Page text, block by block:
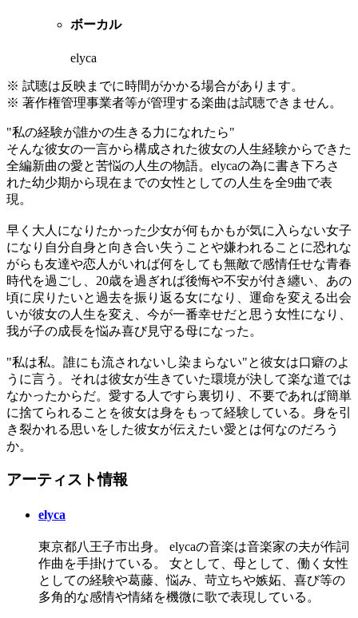
ボーカル
elyca
※ 試聴は反映までに時間がかかる場合があります。
※ 著作権管理事業者等が管理する楽曲は試聴できません。
"私の経験が誰かの生きる力になれたら"
そんな彼女の一言から構成された彼女の人生経験からできた
全編新曲の愛と苦悩の人生の物語。elycaの為に書き下ろさ
れた幼少期から現在までの女性としての人生を全9曲で表
現。
早く大人になりたかった少女が何もかもが気に入らない女子
になり自分自身と向き合い失うことや嫌われることに恐れな
がらも友達や恋人がいれば何をしても無敵で感情任せな青春
時代を過ごし、20歳を過ぎれば後悔や不安が付き纏い、あの
頃に戻りたいと過去を振り返る女になり、運命を変える出会
いが彼女の人生を変え、今が一番幸せだと思う女性になり、
我が子の成長を悩み喜び見守る母になった。
"私は私。誰にも流されないし染まらない"と彼女は口癖のよ
うに言う。それは彼女が生きていた環境が決して楽な道では
なかったからだ。愛する人ですら裏切り、不要であれば簡単
に捨てられることを彼女は身をもって経験している。身を引
き裂かれる思いをした彼女が伝えたい愛とは何なのだろう
か。
アーティスト情報
elyca
東京都八王子市出身。 elycaの音楽は音楽家の夫が作詞
作曲を手掛けている。 女として、母として、働く女性
としての経験や葛藤、悩み、苛立ちや嫉妬、喜び等の
多角的な感情や情緒を機微に歌で表現している。